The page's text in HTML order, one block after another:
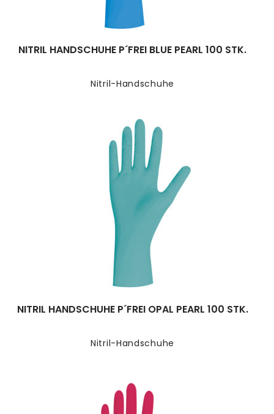
Nitril-Handschuhe
NITRIL HANDSCHUHE P´FREI BLUE PEARL 100 STK.
Nitril-Handschuhe
NITRIL HANDSCHUHE P´FREI OPAL PEARL 100 STK.